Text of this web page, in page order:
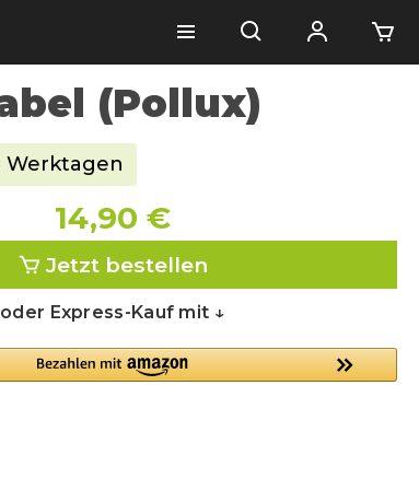
(Pollux)
Werktagen
14,90 €
Jetzt bestellen
oder Express-Kauf mit ↓